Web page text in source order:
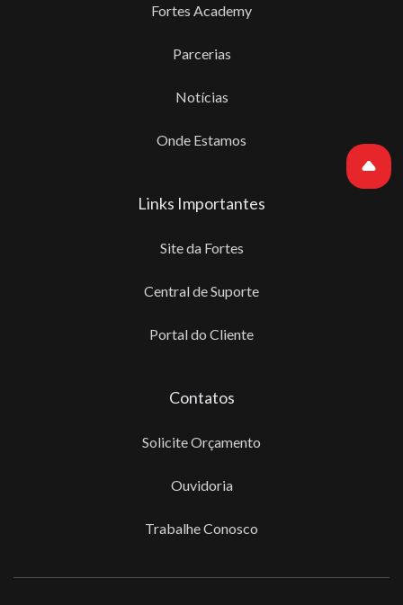
Fortes Academy
Parcerias
Notícias
Onde Estamos
Links Importantes
Site da Fortes
Central de Suporte
Portal do Cliente
Contatos
Solicite Orçamento
Ouvidoria
Trabalhe Conosco